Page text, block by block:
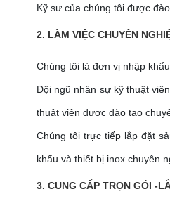
Kỹ sư của chúng tôi được
2. LÀM VIỆC CHUYÊN
Chúng tôi là đơn vị nhập
Đội ngũ nhân sự kỹ thuật
thuật viên được đào tạo
Chúng tôi trực tiếp lắp đặt
khẩu và thiết bị inox chuyên
3. CUNG CẤP TRỌN GÓI -